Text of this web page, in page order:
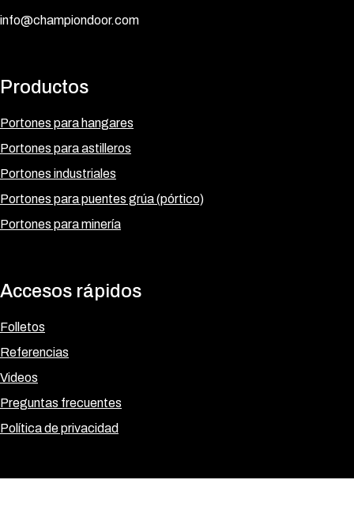
info@championdoor.com
Productos
Portones para hangares
Portones para astilleros
Portones industriales
Portones para puentes grúa (pórtico)
Portones para minería
Accesos rápidos
Folletos
Referencias
Videos
Preguntas frecuentes
Política de privacidad